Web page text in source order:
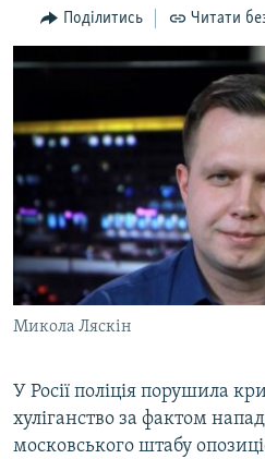
Перейти
до
пошуку
ПОГЛЯД
ІНТЕРВ'Ю
СПЕЦПРОЕКТИ
ДЕПОРТАЦІЯ
ВІДЕОУРОКИ «ELIFBE»
СВІДЧЕННЯ ОКУПАЦІЇ
УКРАЇНСЬКА ПРОБЛЕМА КРИМУ
ІНФОГРАФІКА
ЯК ОБІЙТИ БЛОКУВАННЯ
Русский
Qırımtatar
ДОЛУЧАЙСЯ!
Усі сайти RFE/RL
Поділитись Читати
Микола Ляскін
У Росії поліція порушила
хуліганство за фактом
московського штабу